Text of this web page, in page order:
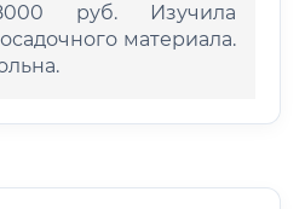
руб. Изучила
материала.